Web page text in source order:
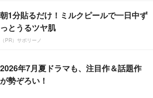
朝1分貼るだけ！ミルクピールで一日中ず
っとうるツヤ肌
（PR）サボリーノ
2026年7月夏ドラマも、注目作＆話題作
が勢ぞろい！